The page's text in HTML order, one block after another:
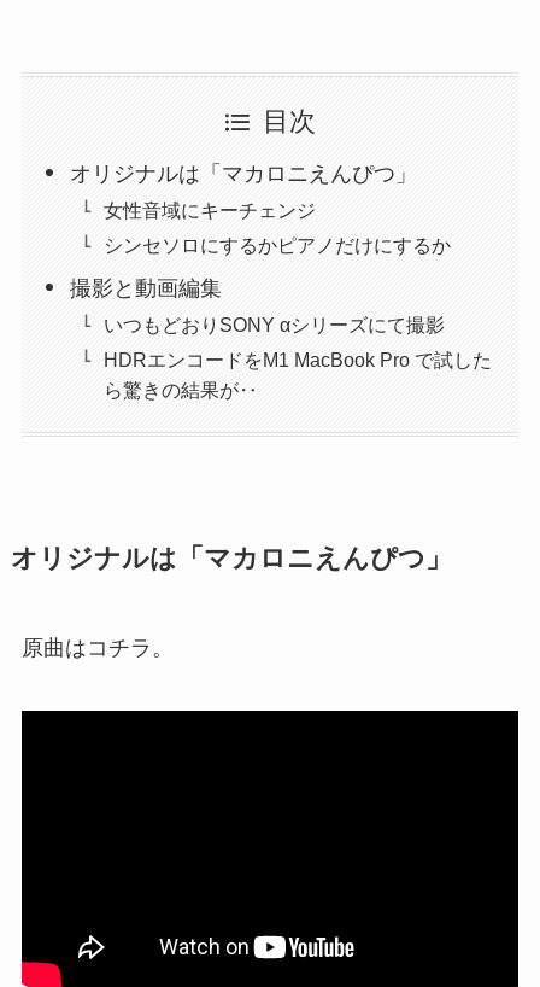
目次
オリジナルは「マカロニえんぴつ」
女性音域にキーチェンジ
シンセソロにするかピアノだけにするか
撮影と動画編集
いつもどおりSONY αシリーズにて撮影
HDRエンコードをM1 MacBook Pro で試した
ら驚きの結果が‥
オリジナルは「マカロニえんぴつ」
原曲はコチラ。